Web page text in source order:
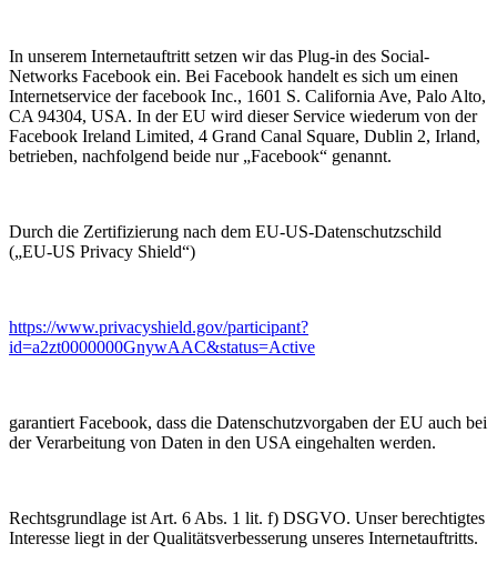
In unserem Internetauftritt setzen wir das Plug-in des Social-
Networks Facebook ein. Bei Facebook handelt es sich um einen
Internetservice der facebook Inc., 1601 S. California Ave, Palo Alto,
CA 94304, USA. In der EU wird dieser Service wiederum von der
Facebook Ireland Limited, 4 Grand Canal Square, Dublin 2, Irland,
betrieben, nachfolgend beide nur „Facebook“ genannt.
Durch die Zertifizierung nach dem EU-US-Datenschutzschild
(„EU-US Privacy Shield“)
https://www.privacyshield.gov/participant?
id=a2zt0000000GnywAAC&status=Active
garantiert Facebook, dass die Datenschutzvorgaben der EU auch bei
der Verarbeitung von Daten in den USA eingehalten werden.
Rechtsgrundlage ist Art. 6 Abs. 1 lit. f) DSGVO. Unser berechtigtes
Interesse liegt in der Qualitätsverbesserung unseres Internetauftritts.